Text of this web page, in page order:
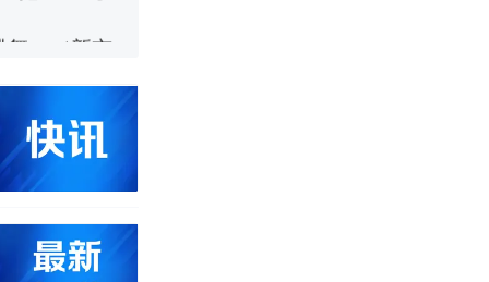
视频来源：
民引争议，